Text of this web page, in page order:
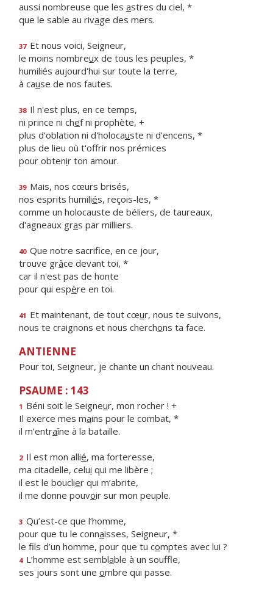
aussi nombreuse que les astres du ciel, *
que le sable au rivage des mers.
37 Et nous voici, Seigneur,
le moins nombreux de tous les peuples, *
humiliés aujourd'hui sur toute la terre,
à cause de nos fautes.
38 Il n'est plus, en ce temps,
ni prince ni chef ni prophète, +
plus d'oblation ni d'holocauste ni d'encens, *
plus de lieu où t'offrir nos prémices
pour obtenir ton amour.
39 Mais, nos cœurs brisés,
nos esprits humiliés, reçois-les, *
comme un holocauste de béliers, de taureaux,
d'agneaux gras par milliers.
40 Que notre sacrifice, en ce jour,
trouve grâce devant toi, *
car il n'est pas de honte
pour qui espère en toi.
41 Et maintenant, de tout cœur, nous te suivons,
nous te craignons et nous cherchons ta face.
ANTIENNE
Pour toi, Seigneur, je chante un chant nouveau.
PSAUME : 143
1 Béni soit le Seigneur, mon rocher ! +
Il exerce mes mains pour le combat, *
il m’entraîne à la bataille.
2 Il est mon allié, ma forteresse,
ma citadelle, celui qui me libère ;
il est le bouclier qui m’abrite,
il me donne pouvoir sur mon peuple.
3 Qu’est-ce que l’homme,
pour que tu le connaisses, Seigneur, *
le fils d’un homme, pour que tu comptes avec lui ?
4 L’homme est semblable à un souffle,
ses jours sont une ombre qui passe.